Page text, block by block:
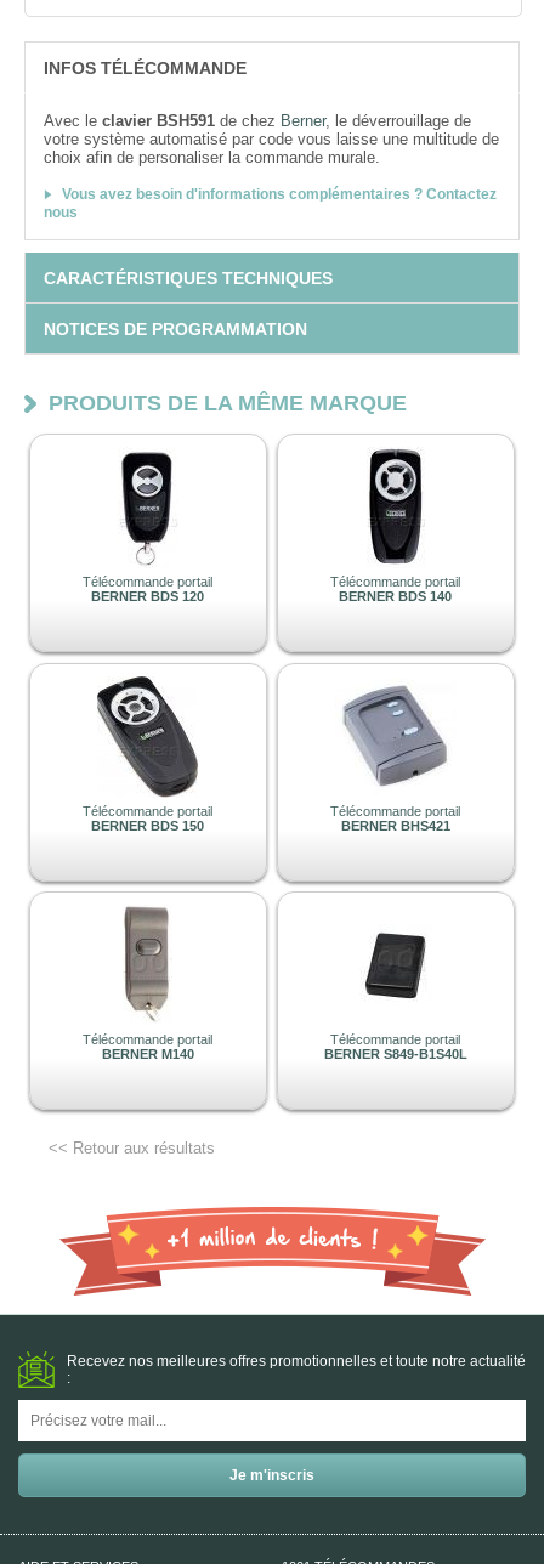
INFOS TÉLÉCOMMANDE
Avec le clavier BSH591 de chez Berner, le déverrouillage de
votre système automatisé par code vous laisse une multitude de
choix afin de personaliser la commande murale.
Vous avez besoin d'informations complémentaires ? Contactez
nous
CARACTÉRISTIQUES TECHNIQUES
NOTICES DE PROGRAMMATION
PRODUITS DE LA MÊME MARQUE
Télécommande portail
BERNER BDS 120
Télécommande portail
BERNER BDS 140
Télécommande portail
BERNER BDS 150
Télécommande portail
BERNER BHS421
Télécommande portail
BERNER M140
Télécommande portail
BERNER S849-B1S40L
<< Retour aux résultats
Recevez nos meilleures offres promotionnelles et toute notre actualité
: